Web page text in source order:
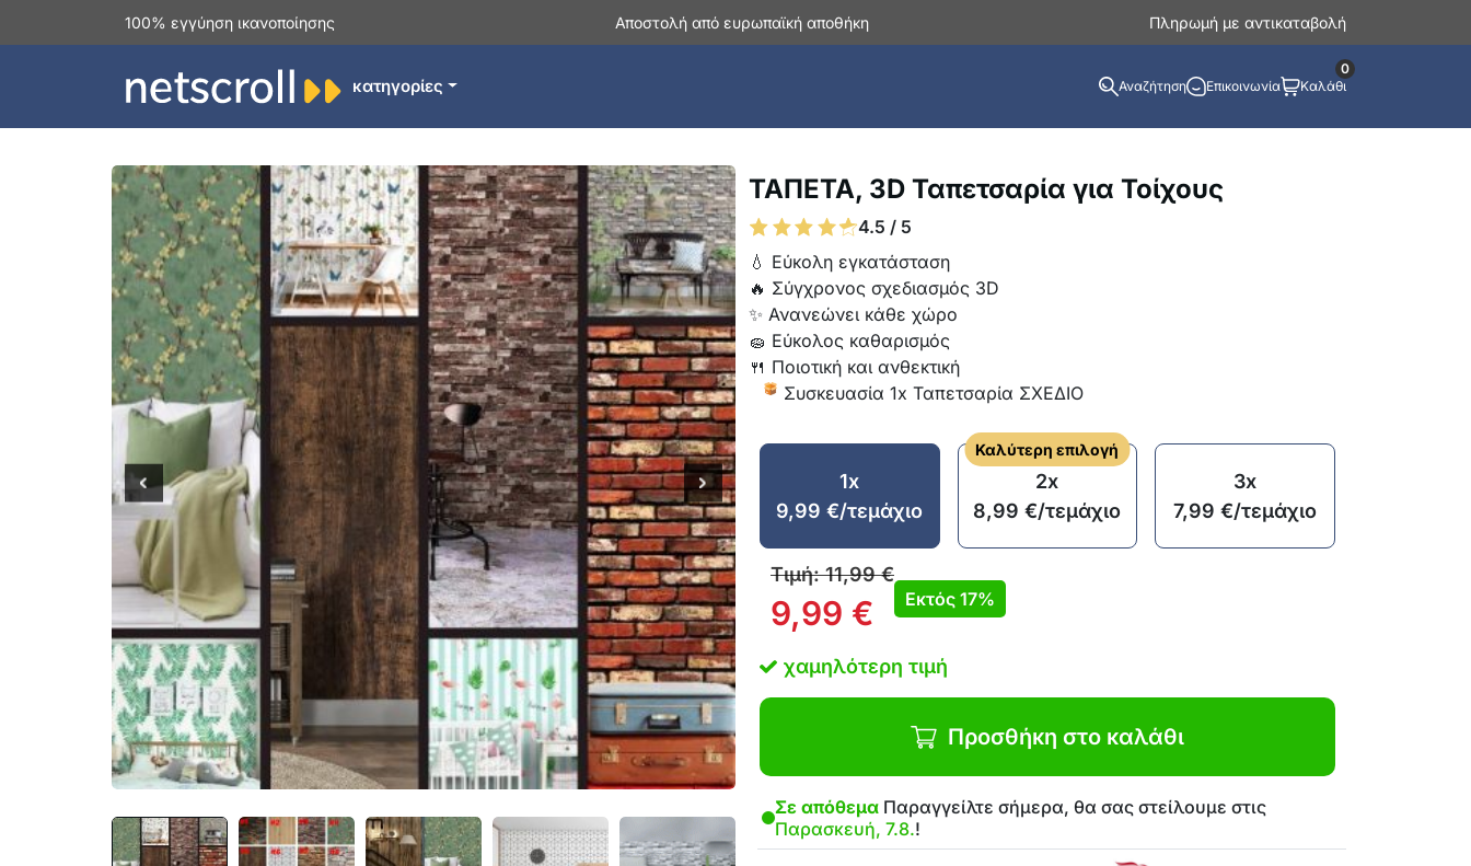
100% εγγύηση ικανοποίησης Αποστολή από ευρωπαϊκή αποθήκη Πληρωμή με αντικαταβολή
κατηγορίες Αναζήτηση Επικοινωνία Καλάθι
0
ΤΑΠΕΤΑ, 3D Ταπετσαρία για Τοίχους
4.5 / 5
💧 Εύκολη εγκατάσταση
🔥 Σύγχρονος σχεδιασμός 3D
✨ Ανανεώνει κάθε χώρο
🧽 Εύκολος καθαρισμός
🍴 Ποιοτική και ανθεκτική
Συσκευασία 1x Ταπετσαρία ΣΧΕΔΙΟ
1x
9,99€/τεμάχιο
Καλύτερη επιλογή
2x
8,99€/τεμάχιο
3x
7,99€/τεμάχιο
Τιμή:11,99€
9,99 € Εκτός 17%
χαμηλότερη τιμή
Προσθήκη στο καλάθι
Σε απόθεμα Παραγγείλτε σήμερα, θα σας στείλουμε στις
Παρασκευή, 7.8.!